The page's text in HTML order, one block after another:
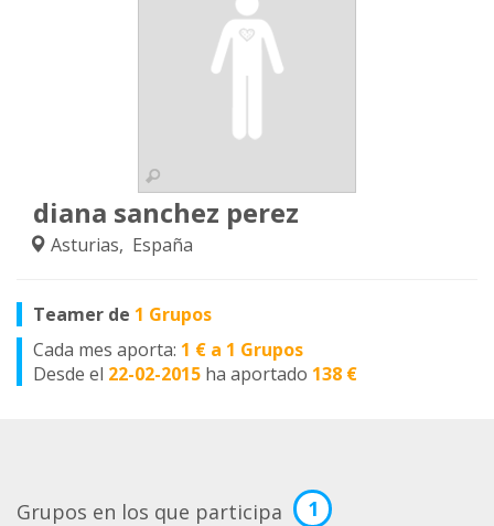
diana sanchez perez
Asturias, España
Teamer de 1 Grupos
Cada mes aporta: 1 € a 1 Grupos
Desde el 22-02-2015 ha aportado 138 €
Grupos en los que participa 1